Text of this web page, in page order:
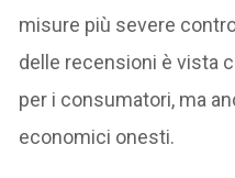
misure più severe
delle recensioni è vista
per i consumatori, ma
economici onesti.